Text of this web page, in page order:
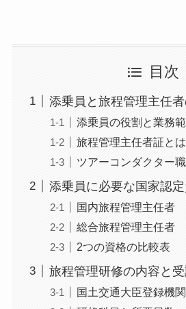
目次
添乗員と旅程管理主任
添乗員の役割と業務
旅程管理主任者証とは
ツアーコンダクター
添乗員に必要な国家認
国内旅程管理主任者
総合旅程管理主任者
2つの資格の比較表
旅程管理研修の内容と
国土交通大臣登録機